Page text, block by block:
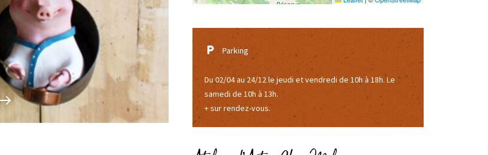
Emilie Passal
Parking
Du 02/04 au 24/12 le jeudi et vendredi de 10h à 18h. Le
samedi de 10h à 13h.
+ sur rendez-vous.